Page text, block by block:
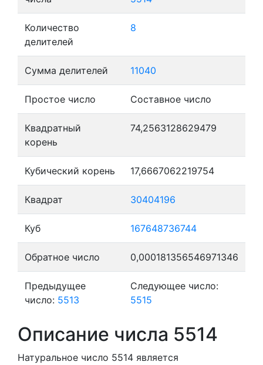
Количество
делителей
8
Сумма делителей 11040
Простое число Составное число
Квадратный
корень
74,2563128629479
Кубический корень 17,6667062219754
Квадрат 30404196
Куб 167648736744
Обратное число 0,000181356546971346
Предыдущее
число: 5513
Следующее число:
5515
Описание числа 5514
Натуральное число 5514 является